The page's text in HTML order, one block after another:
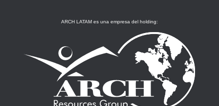
ARCH LATAM es una empresa del holding: